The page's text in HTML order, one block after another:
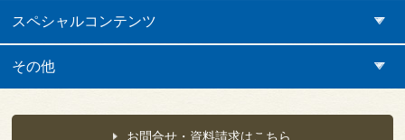
スペシャルコンテンツ
その他
お問合せ・資料請求はこちら